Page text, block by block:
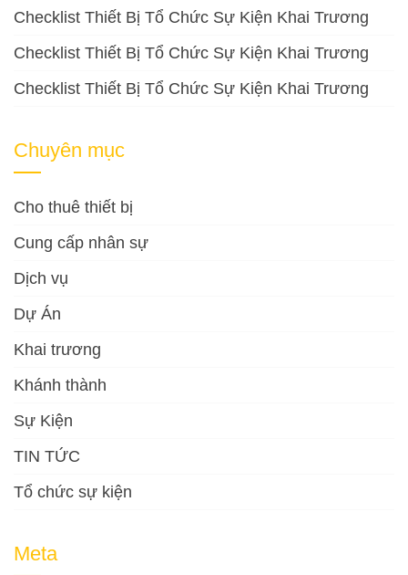
Checklist Thiết Bị Tổ Chức Sự Kiện Khai Trương
Checklist Thiết Bị Tổ Chức Sự Kiện Khai Trương
Checklist Thiết Bị Tổ Chức Sự Kiện Khai Trương
Chuyên mục
Cho thuê thiết bị
Cung cấp nhân sự
Dịch vụ
Dự Án
Khai trương
Khánh thành
Sự Kiện
TIN TỨC
Tổ chức sự kiện
Meta